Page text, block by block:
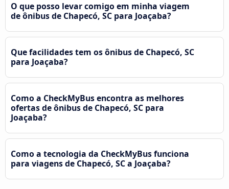
O que posso levar comigo em minha viagem
de ônibus de Chapecó, SC para Joaçaba?
Que facilidades tem os ônibus de Chapecó, SC
para Joaçaba?
Como a CheckMyBus encontra as melhores
ofertas de ônibus de Chapecó, SC para
Joaçaba?
Como a tecnologia da CheckMyBus funciona
para viagens de Chapecó, SC a Joaçaba?